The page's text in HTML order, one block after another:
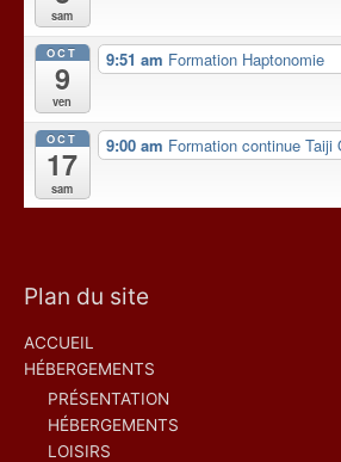
sam
OCT
9
ven
9:51 am Formation Haptonomie
OCT
17
sam
9:00 am Formation continue Taiji
Plan du site
ACCUEIL
HÉBERGEMENTS
PRÉSENTATION
HÉBERGEMENTS
LOISIRS